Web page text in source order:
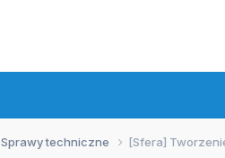
Sprawy techniczne [Sfera]